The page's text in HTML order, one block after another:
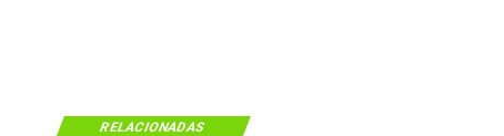
RELACIONADAS